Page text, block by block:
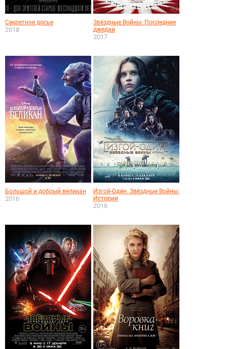
Секретное досье
2018
Звёздные Войны: Последние
джедаи
2017
Большой и добрый великан
2016
Изгой-Один. Звёздные Войны:
Истории
2016